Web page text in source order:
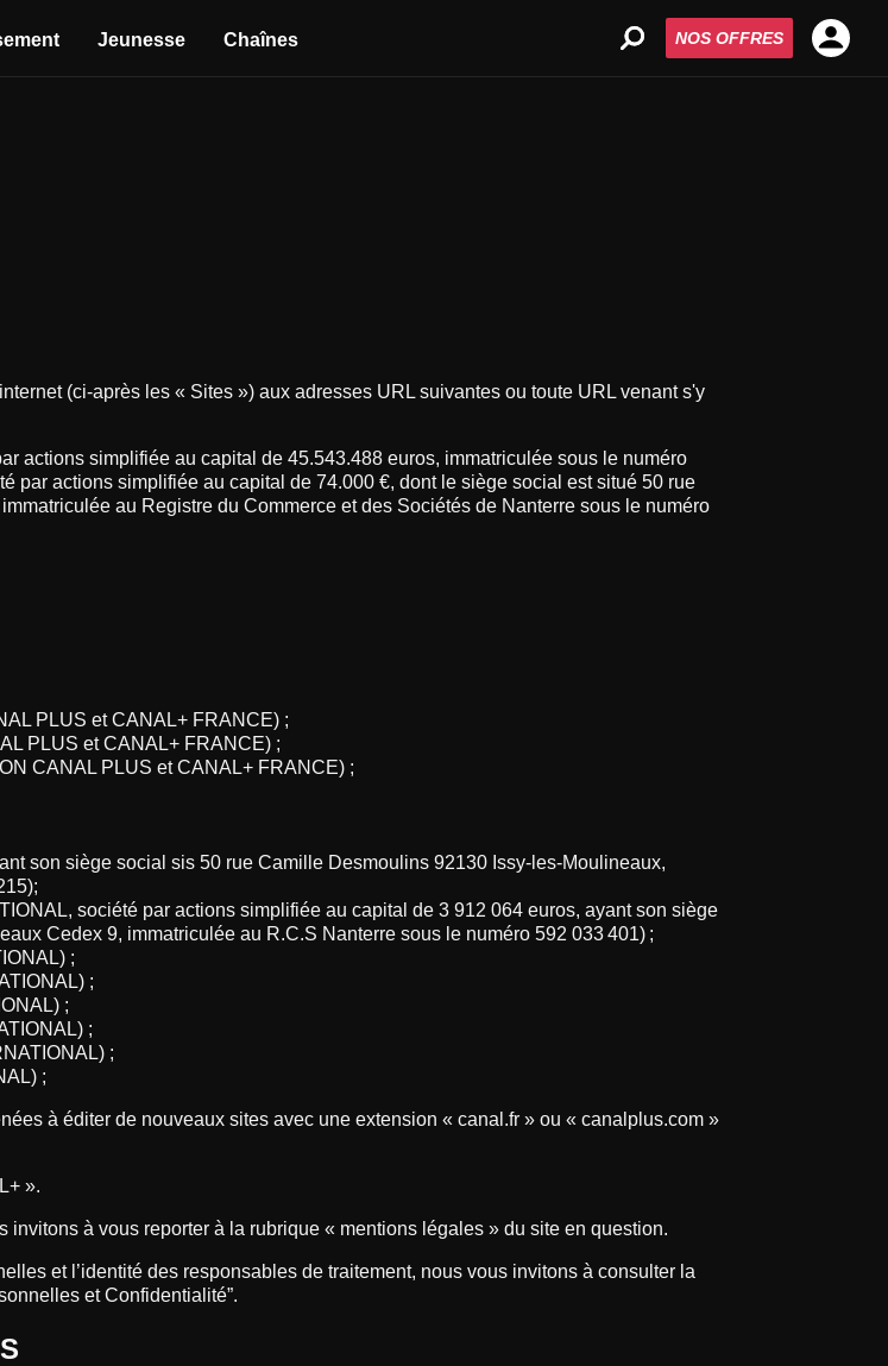
Jeunesse Chaînes NOS OFFRES
(ci-après les « Sites ») aux adresses URL suivantes ou toute URL venant s'y
actions simplifiée au capital de 45.543.488 euros, immatriculée sous le numéro
par actions simplifiée au capital de 74.000 €, dont le siège social est situé 50 rue
au Registre du Commerce et des Sociétés de Nanterre sous le numéro
PLUS et CANAL+ FRANCE) ;
PLUS et CANAL+ FRANCE) ;
CANAL PLUS et CANAL+ FRANCE) ;
son siège social sis 50 rue Camille Desmoulins 92130 Issy-les-Moulineaux,
société par actions simplifiée au capital de 3 912 064 euros, ayant son siège
Cedex 9, immatriculée au R.C.S Nanterre sous le numéro 592 033 401) ;
;
;
;
;
;
;
à éditer de nouveaux sites avec une extension « canal.fr » ou « canalplus.com »
».
à vous reporter à la rubrique « mentions légales » du site en question.
et l’identité des responsables de traitement, nous vous invitons à consulter la
et Confidentialité”.